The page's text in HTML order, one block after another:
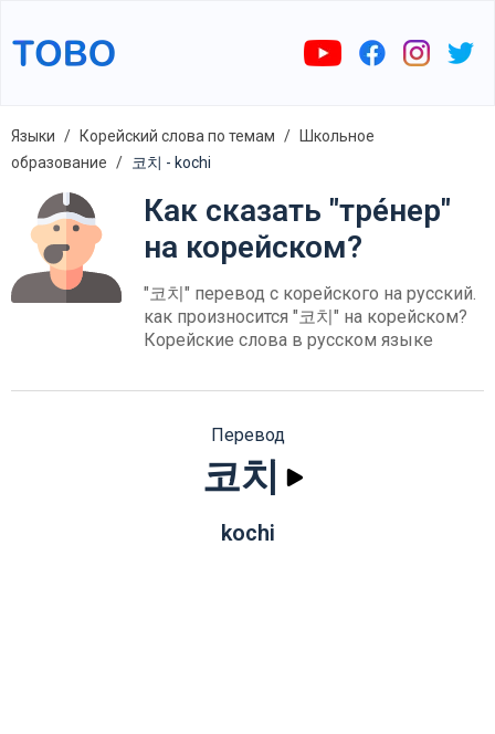
Языки Корейский слова по темам
Школьное
образование
코치 - kochi
Как сказать "тре́нер"
на корейском?
"코치" перевод с корейского на русский.
как произносится "코치" на корейском?
Корейские слова в русском языке
Перевод
코치
kochi